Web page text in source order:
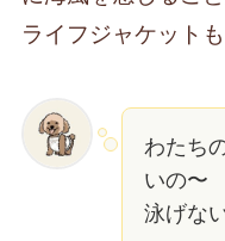
ライフジャケット
わたち
いの〜
泳げな